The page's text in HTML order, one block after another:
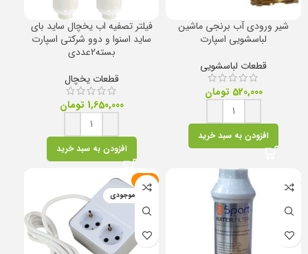
شیر ورودی آب برنجی ماشین
لباسشویی اسپارت
قطعات لباسشویی
520,000 تومان
افزودن به سبد خرید
فیلتر تصفیه اب یخچال ساید بای
ساید اسنوا و دوو شرکتی اسپارت
بسته2عددی
قطعات یخچال
1,650,000 تومان
افزودن به سبد خرید
-11%
اتمام موجودی